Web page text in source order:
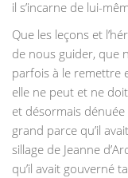
il s’incarne de lui-
Que les leçons et
de nous guider, que
parfois à le remettre
elle ne peut et ne
et désormais
grand parce qu’il
sillage de Jeanne
qu’il avait gouverné